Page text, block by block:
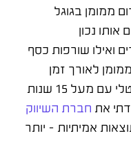
ממומן בגוגל
נכון
ואילו שורפות כסף
לאורך זמן
, מומחה שיווק דיגיטלי עם מעל 15 שנות
את חברת השיווק
אמיתיות – יותר